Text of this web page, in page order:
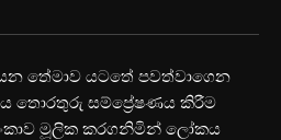
යන තේමාව යටතේ පවත්වාගෙන
තොරතුරු සම්ප්‍රේෂණය කිරීම
මූලික කරගනිමින් ලෝකය